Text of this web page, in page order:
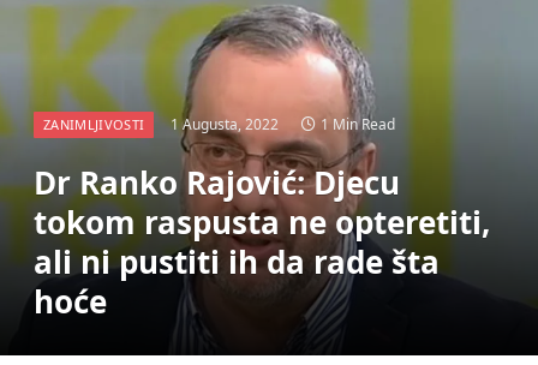
ZANIMLJIVOSTI 1 Augusta, 2022 1 Min Read
Dr Ranko Rajović: Djecu
tokom raspusta ne opteretiti,
ali ni pustiti ih da rade šta
hoće